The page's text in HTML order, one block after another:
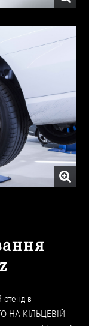
в
НА КІЛЬЦЕВІЙ